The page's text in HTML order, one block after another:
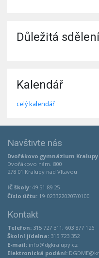
Důležitá
Kalendář
celý kalendář
Navštivte nás
Dvořákovo gymnázium
Dvořákovo nám. 800
278 01 Kralupy nad Vltavou
IČ školy: 49 51 89 25
Číslo účtu: 19-0233220207/0100
Kontakt
Telefon: 315 727 311, 603 877 126
Školní jídelna: 315 723 352
E-mail: info@dgkralupy.cz
Elektronická podání: